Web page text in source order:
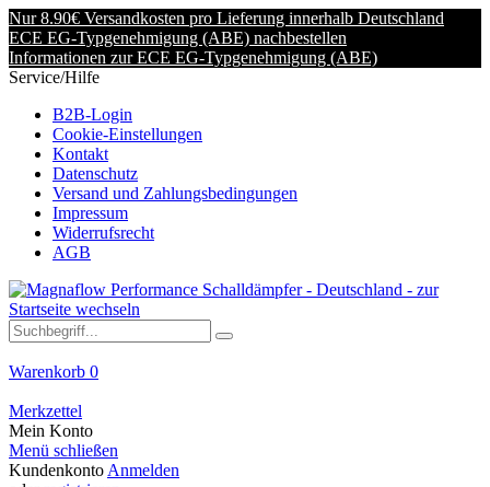
Nur 8.90€ Versandkosten pro Lieferung innerhalb Deutschland
ECE EG-Typgenehmigung (ABE) nachbestellen
Informationen zur ECE EG-Typgenehmigung (ABE)
Service/Hilfe
B2B-Login
Cookie-Einstellungen
Kontakt
Datenschutz
Versand und Zahlungsbedingungen
Impressum
Widerrufsrecht
AGB
Warenkorb 0
Merkzettel
Mein Konto
Menü schließen
Kundenkonto Anmelden